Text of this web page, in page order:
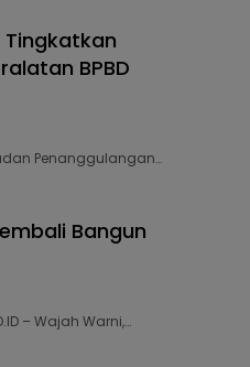
Tingkatkan
BPBD
Penanggulangan…
Bangun
– Wajah Warni,…